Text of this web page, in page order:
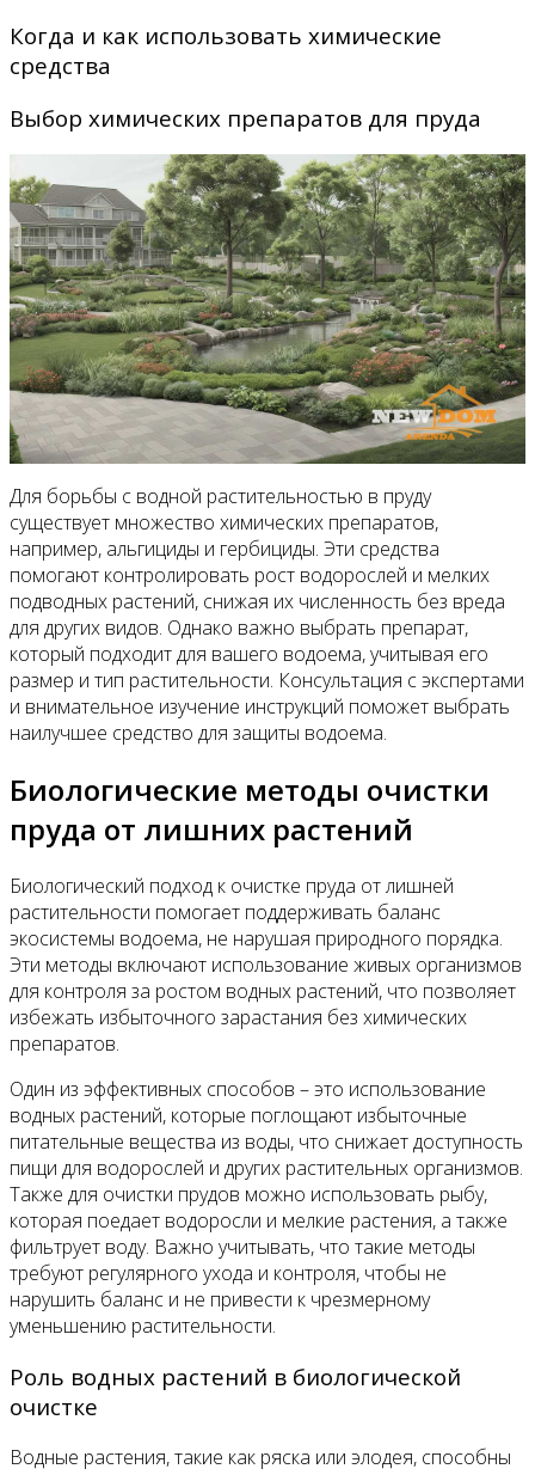
Когда и как использовать химические
средства
Выбор химических препаратов для пруда
Для борьбы с водной растительностью в пруду
существует множество химических препаратов,
например, альгициды и гербициды. Эти средства
помогают контролировать рост водорослей и мелких
подводных растений, снижая их численность без вреда
для других видов. Однако важно выбрать препарат,
который подходит для вашего водоема, учитывая его
размер и тип растительности. Консультация с экспертами
и внимательное изучение инструкций поможет выбрать
наилучшее средство для защиты водоема.
Биологические методы очистки
пруда от лишних растений
Биологический подход к очистке пруда от лишней
растительности помогает поддерживать баланс
экосистемы водоема, не нарушая природного порядка.
Эти методы включают использование живых организмов
для контроля за ростом водных растений, что позволяет
избежать избыточного зарастания без химических
препаратов.
Один из эффективных способов – это использование
водных растений, которые поглощают избыточные
питательные вещества из воды, что снижает доступность
пищи для водорослей и других растительных организмов.
Также для очистки прудов можно использовать рыбу,
которая поедает водоросли и мелкие растения, а также
фильтрует воду. Важно учитывать, что такие методы
требуют регулярного ухода и контроля, чтобы не
нарушить баланс и не привести к чрезмерному
уменьшению растительности.
Роль водных растений в биологической
очистке
Водные растения, такие как ряска или элодея, способны